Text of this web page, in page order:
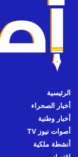
الرئيسية
أخبار الصحراء
أخبار وطنية
أصوات نيوز TV
أنشطة ملكية